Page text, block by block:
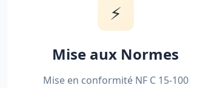
⚡
Mise aux Normes
Mise en conformité NF C 15-100